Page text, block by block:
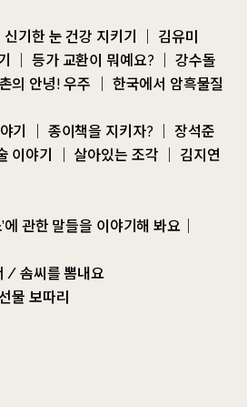
기한 눈 건강 지키기 ｜ 김유미
｜ 등가 교환이 뭐예요? ｜ 강수돌
의 안녕! 우주 ｜ 한국에서 암흑물질
기 ｜ 종이책을 지키자? ｜ 장석준
이야기 ｜ 살아있는 조각 ｜ 김지연
관한 말들을 이야기해 봐요｜
/ 솜씨를 뽐내요
물 보따리